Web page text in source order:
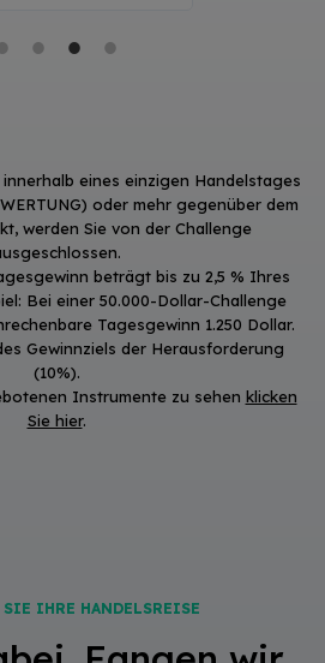
eines einzigen Handelstages
oder mehr gegenüber dem
werden Sie von der Challenge
beträgt bis zu 2,5 % Ihres
Bei einer 50.000-Dollar-Challenge
Tagesgewinn 1.250 Dollar.
Gewinnziels der Herausforderung
(10%).
Instrumente zu sehen klicken
Sie hier.
IHRE HANDELSREISE